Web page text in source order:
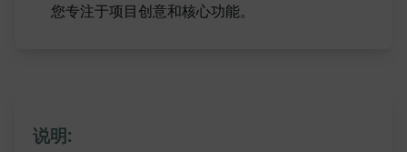
您专注于项目创意和核心功能。
说明: